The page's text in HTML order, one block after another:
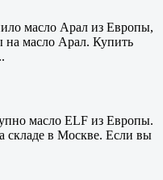
масло Арал из Европы,
на масло Арал. Купить
масло ELF из Европы.
складе в Москве. Если вы